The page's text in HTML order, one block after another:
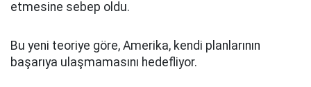
etmesine sebep oldu.
Bu yeni teoriye göre, Amerika, kendi planlarının
başarıya ulaşmamasını hedefliyor.